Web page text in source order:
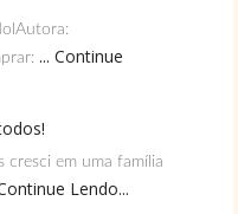
... Continue
cresci em uma família
Lendo...